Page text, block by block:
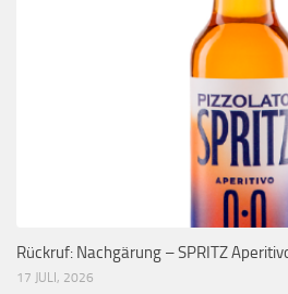
Rückruf: Nachgärung – SPRITZ
17 JULI, 2026